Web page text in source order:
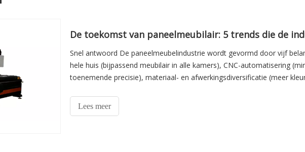
De toekomst van paneelmeubilair: 5 trends die de
Snel antwoord De paneelmeubelindustrie wordt gevormd door vijf
hele huis (bijpassend meubilair in alle kamers), CNC-automatisering
toenemende precisie), materiaal- en afwerkingsdiversificatie (meer
Lees meer